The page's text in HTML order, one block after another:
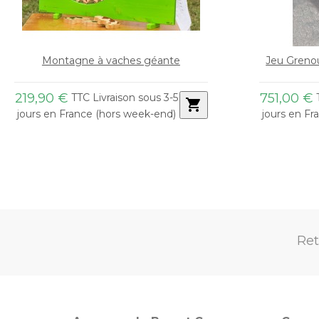
Jeu Grenouille traditionnelle 14 trous
751,00 € TTC Livraison sous 3-5
jours en France (hors week-end)
shopping_cart 175,00 €
jours en